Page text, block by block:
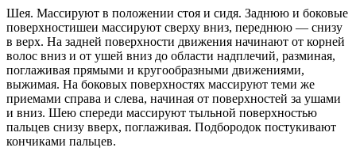
Шея. Массируют в положении стоя и сидя. Заднюю и боковые
поверхностишеи массируют сверху вниз, переднюю — снизу
в верх. На задней поверхности движения начинают от корней
волос вниз и от ушей вниз до области надплечий, разминая,
поглаживая прямыми и кругообразными движениями,
выжимая. На боковых поверхностях массируют теми же
приемами справа и слева, начиная от поверхностей за ушами
и вниз. Шею спереди массируют тыльной поверхностью
пальцев снизу вверх, поглаживая. Подбородок постукивают
кончиками пальцев.